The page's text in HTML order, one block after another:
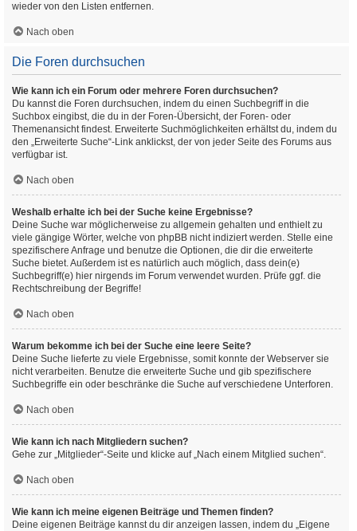
wieder von den Listen entfernen.
Nach oben
Die Foren durchsuchen
Wie kann ich ein Forum oder mehrere Foren durchsuchen?
Du kannst die Foren durchsuchen, indem du einen Suchbegriff in die
Suchbox eingibst, die du in der Foren-Übersicht, der Foren- oder
Themenansicht findest. Erweiterte Suchmöglichkeiten erhältst du, indem du
den „Erweiterte Suche“-Link anklickst, der von jeder Seite des Forums aus
verfügbar ist.
Nach oben
Weshalb erhalte ich bei der Suche keine Ergebnisse?
Deine Suche war möglicherweise zu allgemein gehalten und enthielt zu
viele gängige Wörter, welche von phpBB nicht indiziert werden. Stelle eine
spezifischere Anfrage und benutze die Optionen, die dir die erweiterte
Suche bietet. Außerdem ist es natürlich auch möglich, dass dein(e)
Suchbegriff(e) hier nirgends im Forum verwendet wurden. Prüfe ggf. die
Rechtschreibung der Begriffe!
Nach oben
Warum bekomme ich bei der Suche eine leere Seite?
Deine Suche lieferte zu viele Ergebnisse, somit konnte der Webserver sie
nicht verarbeiten. Benutze die erweiterte Suche und gib spezifischere
Suchbegriffe ein oder beschränke die Suche auf verschiedene Unterforen.
Nach oben
Wie kann ich nach Mitgliedern suchen?
Gehe zur „Mitglieder“-Seite und klicke auf „Nach einem Mitglied suchen“.
Nach oben
Wie kann ich meine eigenen Beiträge und Themen finden?
Deine eigenen Beiträge kannst du dir anzeigen lassen, indem du „Eigene